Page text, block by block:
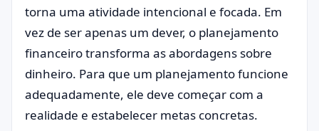
torna uma atividade intencional e focada. Em
vez de ser apenas um dever, o planejamento
financeiro transforma as abordagens sobre
dinheiro. Para que um planejamento funcione
adequadamente, ele deve começar com a
realidade e estabelecer metas concretas.